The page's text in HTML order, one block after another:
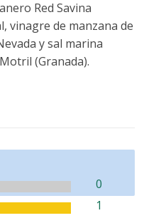
Red Savina
vinagre de manzana de
y sal marina
(Granada).
0
1